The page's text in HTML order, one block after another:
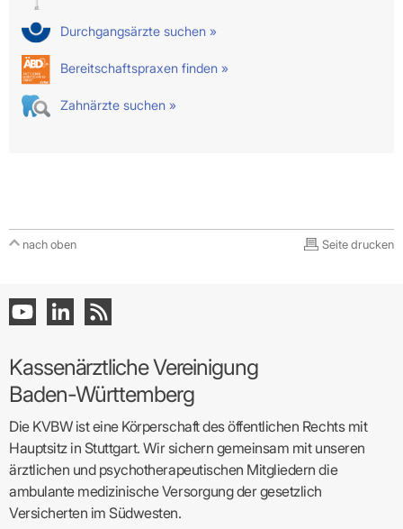
Durchgangsärzte suchen »
Bereitschaftspraxen finden »
Zahnärzte suchen »
nach oben Seite drucken
Kassenärztliche Vereinigung
Baden-Württemberg
Die KVBW ist eine Körperschaft des öffentlichen Rechts mit
Hauptsitz in Stuttgart. Wir sichern gemeinsam mit unseren
ärztlichen und psychotherapeutischen Mitgliedern die
ambulante medizinische Versorgung der gesetzlich
Versicherten im Südwesten.